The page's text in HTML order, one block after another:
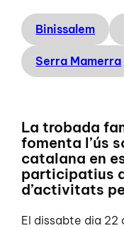
Binissalem
Serra Mamerra
La trobada
fomenta l’ús
catalana en
participatius
d’activitats
El dissabte dia 22